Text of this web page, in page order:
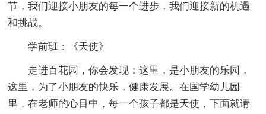
节，我们迎接小朋友的每一个进步，我们迎接新的机遇
和挑战。
学前班：《天使》
走进百花园，你会发现：这里，是小朋友的乐园，
这里，为了小朋友的快乐，健康发展。在国学幼儿园
里，在老师的心目中，每一个孩子都是天使，下面就请